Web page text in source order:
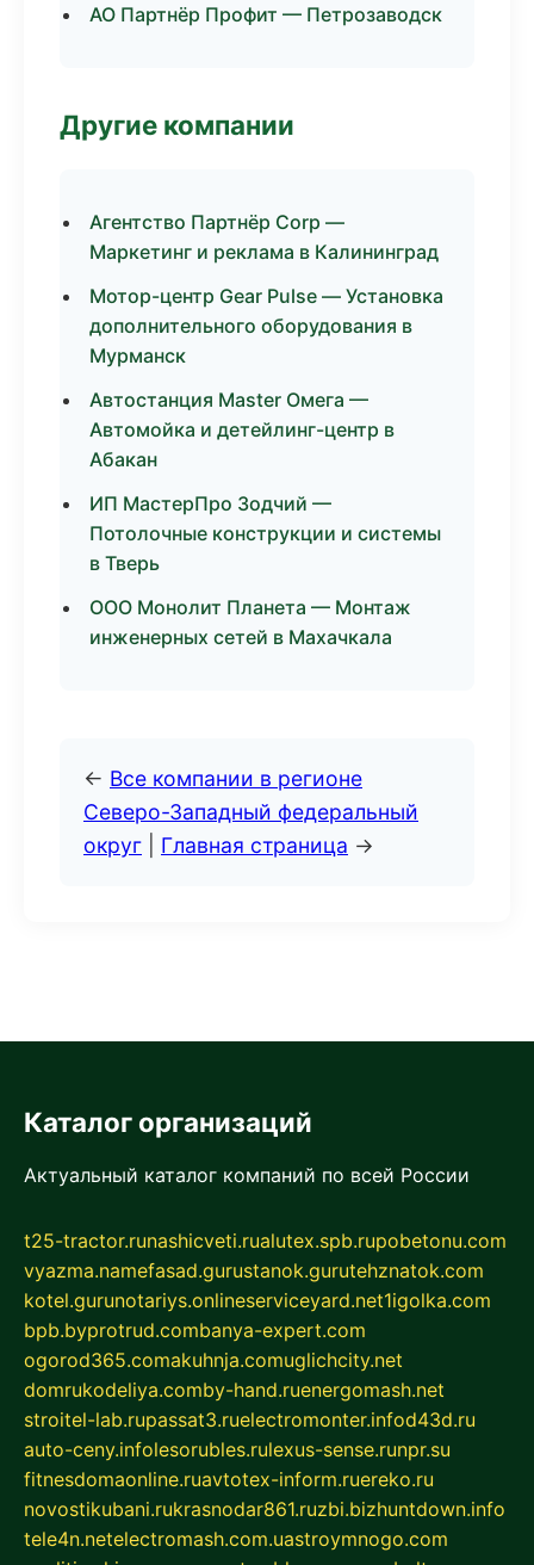
АО Партнёр Профит — Петрозаводск
Другие компании
Агентство Партнёр Corp —
Маркетинг и реклама в Калининград
Мотор-центр Gear Pulse — Установка
дополнительного оборудования в
Мурманск
Автостанция Master Омега —
Автомойка и детейлинг-центр в
Абакан
ИП МастерПро Зодчий —
Потолочные конструкции и системы
в Тверь
ООО Монолит Планета — Монтаж
инженерных сетей в Махачкала
← Все компании в регионе
Северо-Западный федеральный
округ
Главная страница →
Каталог организаций
Актуальный каталог компаний по всей России
t25-tractor.runashicveti.rualutex.spb.rupobetonu.com
vyazma.namefasad.gurustanok.gurutehznatok.com
kotel.gurunotariys.onlineserviceyard.net1igolka.com
bpb.byprotrud.combanya-expert.com
ogorod365.comakuhnja.comuglichcity.net
domrukodeliya.comby-hand.ruenergomash.net
stroitel-lab.rupassat3.ruelectromonter.infod43d.ru
auto-ceny.infolesorubles.rulexus-sense.runpr.su
fitnesdomaonline.ruavtotex-inform.ruereko.ru
novostikubani.rukrasnodar861.ruzbi.bizhuntdown.info
tele4n.netelectromash.com.uastroymnogo.com